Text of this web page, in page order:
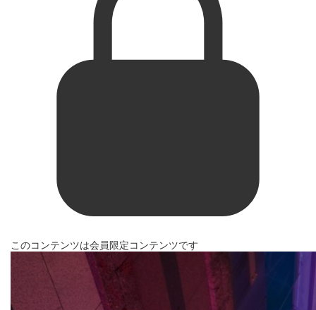
このコンテンツは会員限定コンテンツです